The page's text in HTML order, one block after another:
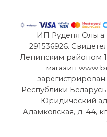
ИП Руденя Ольга
291536926.
Ленинским районом
магазин
Республики Беларусь
Юридический
Адамковская, д. 44,